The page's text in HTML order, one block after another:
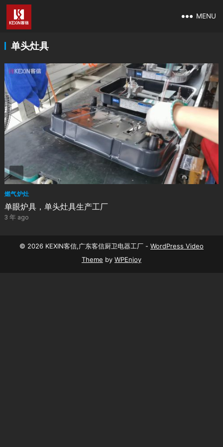
MENU
单头灶具
燃气炉灶
单眼炉具，单头灶具生产工厂
3 年 ago
© 2026 KEXIN客信,广东客信厨卫电器工厂 - WordPress Video
Theme by WPEnjoy